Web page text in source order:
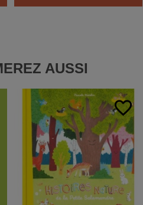
AUSSI
favorite_border